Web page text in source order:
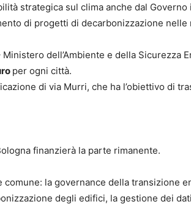
strategica sul clima anche dal
di progetti di decarbonizzazione nelle
dell’Ambiente e della Sicurezza
per ogni città.
di via Murri, che ha l’obiettivo di
finanzierà la parte rimanente.
la governance della transizione
degli edifici, la gestione dei